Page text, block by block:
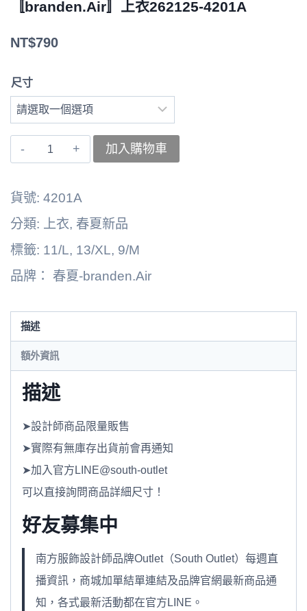
〚branden.Air〛上衣262125-4201A
NT$790
尺寸
〚branden.Air〛
4201A
數
量
加入購物車
貨號: 4201A
分類:
上衣, 春夏新品
標籤: 11/L, 13/XL, 9/M
品牌： 春夏-branden.Air
描述
額外資訊
描述
➤設計師商品限量販售
➤實際有無庫存出貨前會再通知
➤加入官方LINE@south-outlet
可以直接詢問商品詳細尺寸！
好友募集中
南方服飾設計師品牌Outlet（South Outlet）每週直
播資訊，商城加單結單連結及品牌官網最新商品通
知，各式最新活動都在官方LINE。